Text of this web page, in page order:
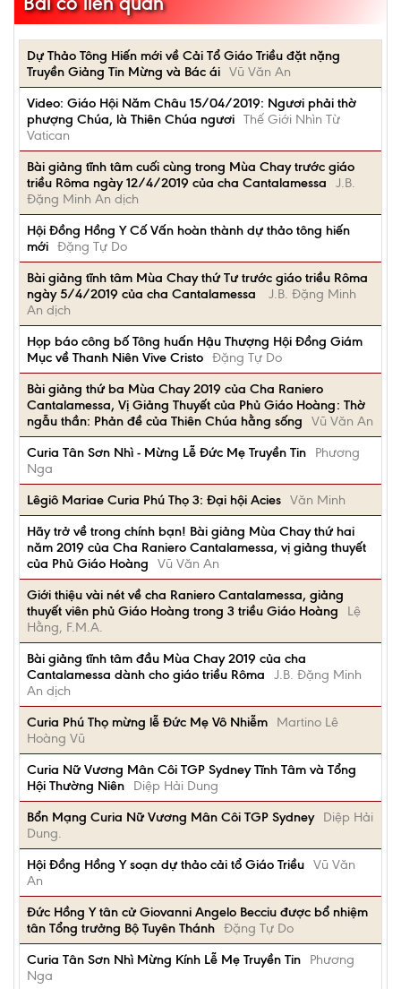
Dự Thảo Tông Hiến mới về Cải Tổ Giáo Triều đặt nặng
Truyền Giảng Tin Mừng và Bác ái Vũ Văn An
Video: Giáo Hội Năm Châu 15/04/2019: Ngươi phải thờ
phượng Chúa, là Thiên Chúa ngươi Thế Giới Nhìn Từ
Vatican
Bài giảng tĩnh tâm cuối cùng trong Mùa Chay trước giáo
triều Rôma ngày 12/4/2019 của cha Cantalamessa
J.B.
Đặng Minh An dịch
Hội Đồng Hồng Y Cố Vấn hoàn thành dự thảo tông hiến
mới Đặng Tự Do
Bài giảng tĩnh tâm Mùa Chay thứ Tư trước giáo triều Rôma
ngày 5/4/2019 của cha Cantalamessa
J.B. Đặng Minh
An dịch
Họp báo công bố Tông huấn Hậu Thượng Hội Đồng Giám
Mục về Thanh Niên Vive Cristo Đặng Tự Do
Bài giảng thứ ba Mùa Chay 2019 của Cha Raniero
Cantalamessa, Vị Giảng Thuyết của Phủ Giáo Hoàng: Thờ
ngẫu thần: Phản đề của Thiên Chúa hằng sống
Vũ Văn An
Curia Tân Sơn Nhì - Mừng Lễ Đức Mẹ Truyền Tin
Phương
Nga
Lêgiô Mariae Curia Phú Thọ 3: Đại hội Acies Văn Minh
Hãy trở về trong chính bạn! Bài giảng Mùa Chay thứ hai
năm 2019 của Cha Raniero Cantalamessa, vị giảng thuyết
của Phủ Giáo Hoàng
Vũ Văn An
Giới thiệu vài nét về cha Raniero Cantalamessa, giảng
thuyết viên phủ Giáo Hoàng trong 3 triều Giáo Hoàng
Lệ
Hằng, F.M.A.
Bài giảng tĩnh tâm đầu Mùa Chay 2019 của cha
Cantalamessa dành cho giáo triều Rôma
J.B. Đặng Minh
An dịch
Curia Phú Thọ mừng lễ Đức Mẹ Vô Nhiễm
Martino Lê
Hoàng Vũ
Curia Nữ Vương Mân Côi TGP Sydney Tĩnh Tâm và Tổng
Hội Thường Niên
Diệp Hải Dung
Bổn Mạng Curia Nữ Vương Mân Côi TGP Sydney
Diệp Hải
Dung.
Hội Đồng Hồng Y soạn dự thảo cải tổ Giáo Triều Vũ Văn
An
Đức Hồng Y tân cử Giovanni Angelo Becciu được bổ nhiệm
tân Tổng trưởng Bộ Tuyên Thánh Đặng Tự Do
Curia Tân Sơn Nhì Mừng Kính Lễ Mẹ Truyền Tin
Phương
Nga